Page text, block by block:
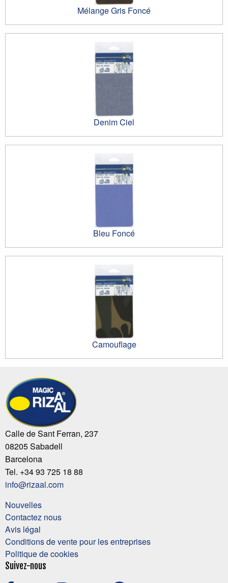
Mélange Gris Foncé
Denim Ciel
Bleu Foncé
Camouflage
Calle de Sant Ferran, 237
08205 Sabadell
Barcelona
Tel. +34 93 725 18 88
info@rizaal.com
Nouvelles
Contactez nous
Avis légal
Conditions de vente pour les entreprises
Politique de cookies
Suivez-nous